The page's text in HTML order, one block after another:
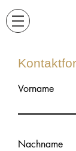
Vorname
Nachname